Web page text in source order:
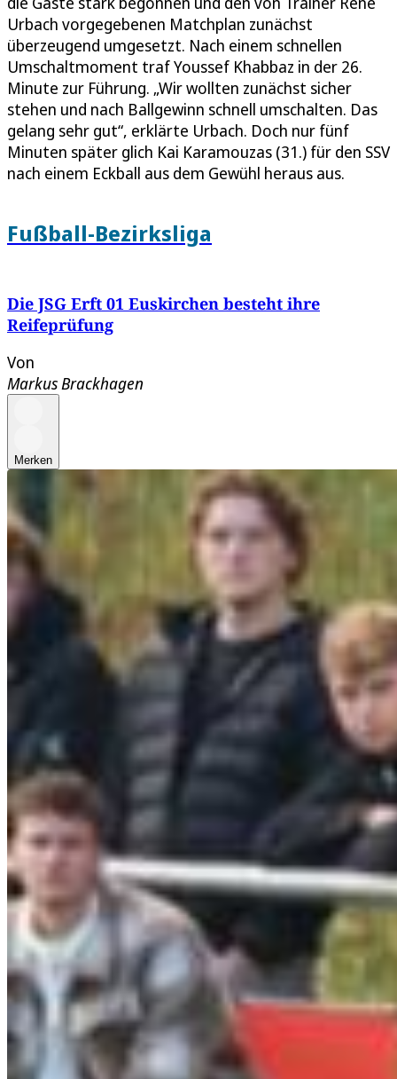
Urbach vorgegebenen Matchplan zunächst
überzeugend umgesetzt. Nach einem schnellen
Umschaltmoment traf Youssef Khabbaz in der 26.
Minute zur Führung. „Wir wollten zunächst sicher
stehen und nach Ballgewinn schnell umschalten. Das
gelang sehr gut“, erklärte Urbach. Doch nur fünf
Minuten später glich Kai Karamouzas (31.) für den SSV
nach einem Eckball aus dem Gewühl heraus aus.
Fußball-Bezirksliga
Die JSG Erft 01 Euskirchen besteht ihre
Reifeprüfung
Von
Markus Brackhagen
Merken